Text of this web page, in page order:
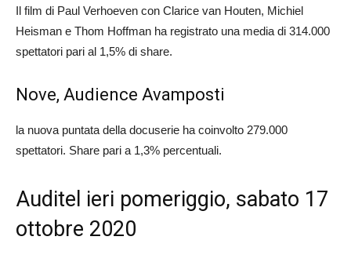
Il film di Paul Verhoeven con Clarice van Houten, Michiel
Heisman e Thom Hoffman ha registrato una media di 314.000
spettatori pari al 1,5% di share.
Nove, Audience Avamposti
la nuova puntata della docuserie ha coinvolto 279.000
spettatori. Share pari a 1,3% percentuali.
Auditel ieri pomeriggio, sabato 17
ottobre 2020